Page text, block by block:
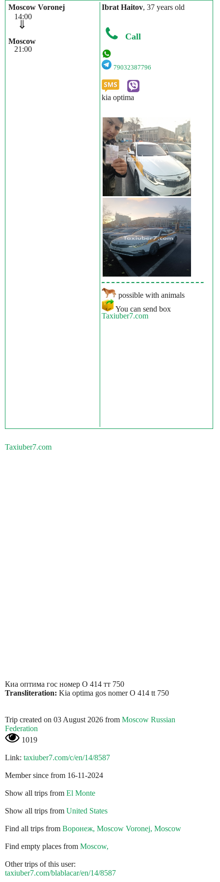
Moscow Voronej
14:00
⇓
Moscow
21:00
Ibrat Haitov, 37 years old
Call
79032387796
kia optima
possible with animals
You can send box
Taxiuber7.com
Taxiuber7.com
Киа оптима гос номер О 414 тт 750
Transliteration: Kia optima gos nomer O 414 tt 750
Trip created on 03 August 2026 from Moscow Russian
Federation
1019
Link: taxiuber7.com/c/en/14/8587
Member since from 16-11-2024
Show all trips from El Monte
Show all trips from United States
Find all trips from Воронеж, Moscow Voronej, Moscow
Find empty places from Moscow,
Other trips of this user:
taxiuber7.com/blablacar/en/14/8587